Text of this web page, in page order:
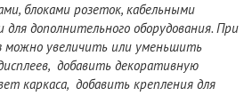
блоками розеток, кабельными
для дополнительного оборудования. При
можно увеличить или уменьшить
добавить декоративную
каркаса, добавить крепления для